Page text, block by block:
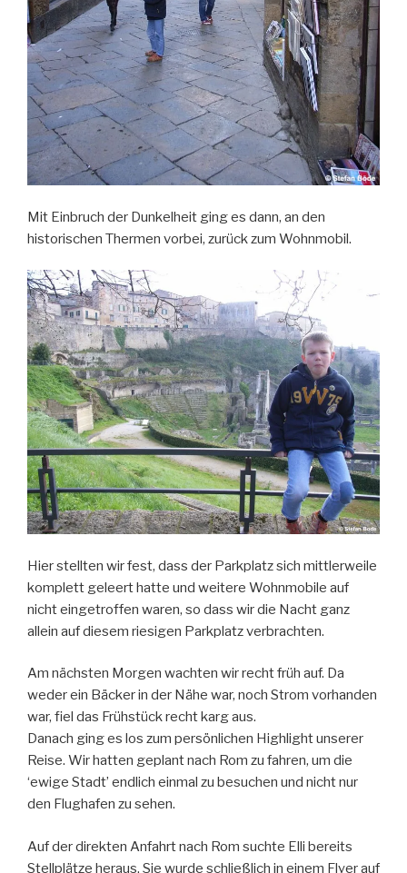
Mit Einbruch der Dunkelheit ging es dann, an den
historischen Thermen vorbei, zurück zum Wohnmobil.
Hier stellten wir fest, dass der Parkplatz sich mittlerweile
komplett geleert hatte und weitere Wohnmobile auf
nicht eingetroffen waren, so dass wir die Nacht ganz
allein auf diesem riesigen Parkplatz verbrachten.
Am nächsten Morgen wachten wir recht früh auf. Da
weder ein Bäcker in der Nähe war, noch Strom vorhanden
war, fiel das Frühstück recht karg aus.
Danach ging es los zum persönlichen Highlight unserer
Reise. Wir hatten geplant nach Rom zu fahren, um die
‘ewige Stadt’ endlich einmal zu besuchen und nicht nur
den Flughafen zu sehen.
Auf der direkten Anfahrt nach Rom suchte Elli bereits
Stellplätze heraus. Sie wurde schließlich in einem Flyer auf